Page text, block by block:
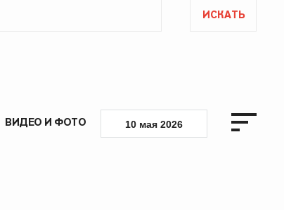
ИСКАТЬ
ВИДЕО И ФОТО 10 мая 2026